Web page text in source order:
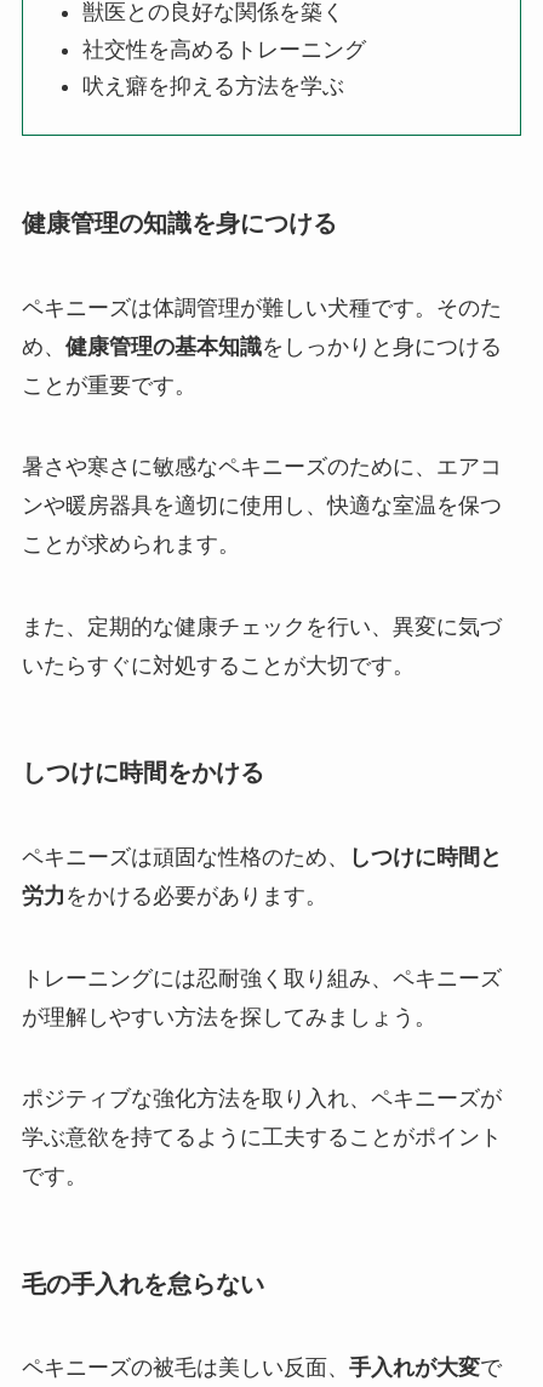
獣医との良好な関係を築く
社交性を高めるトレーニング
吠え癖を抑える方法を学ぶ
健康管理の知識を身につける
ペキニーズは体調管理が難しい犬種です。そのた
め、 健康管理の基本知識をしっかりと身につける
ことが重要です。
暑さや寒さに敏感なペキニーズのために、エアコ
ンや暖房器具を適切に使用し、快適な室温を保つ
ことが求められます。
また、定期的な健康チェックを行い、異変に気づ
いたらすぐに対処することが大切です。
しつけに時間をかける
ペキニーズは頑固な性格のため、
しつけに時間と
労力 をかける必要があります。
トレーニングには忍耐強く取り組み、ペキニーズ
が理解しやすい方法を探してみましょう。
ポジティブな強化方法を取り入れ、ペキニーズが
学ぶ意欲を持てるように工夫することがポイント
です。
毛の手入れを怠らない
ペキニーズの被毛は美しい反面、 手入れが大変で